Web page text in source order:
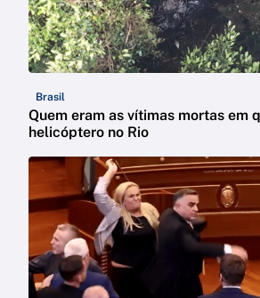
Brasil
Quem eram as vítimas mortas em
helicóptero no Rio